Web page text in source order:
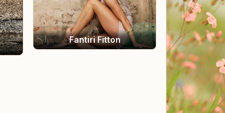
Fantiri Fitton